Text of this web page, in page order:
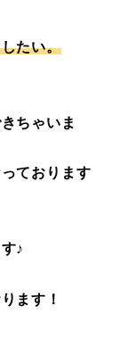
たい。
ちゃいま
ております
♪
ます！